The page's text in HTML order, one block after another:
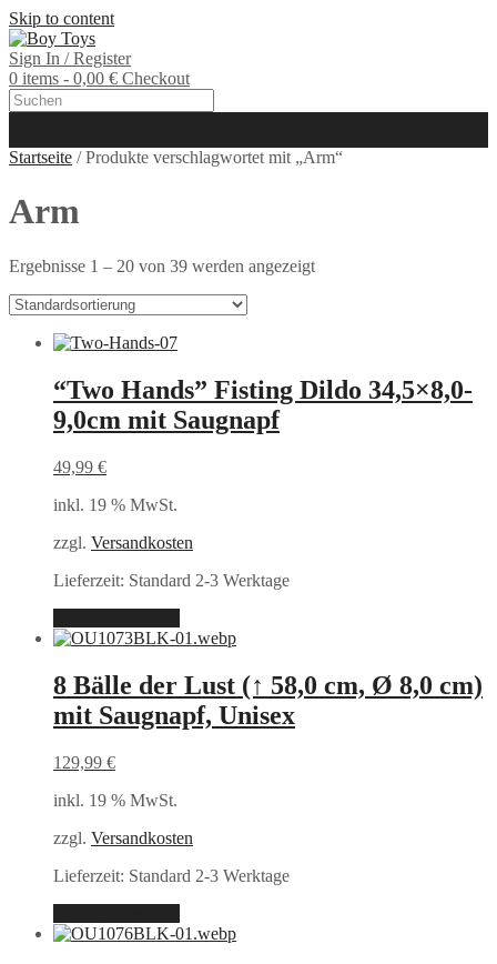
Skip to content
Sign In / Register
0 items - 0,00 € Checkout
Startseite / Produkte verschlagwortet mit „Arm“
Arm
Ergebnisse 1 – 20 von 39 werden angezeigt
“Two Hands” Fisting Dildo 34,5×8,0-
9,0cm mit Saugnapf
49,99 €
inkl. 19 % MwSt.
zzgl. Versandkosten
Lieferzeit: Standard 2-3 Werktage
8 Bälle der Lust (↑ 58,0 cm, Ø 8,0 cm)
mit Saugnapf, Unisex
129,99 €
inkl. 19 % MwSt.
zzgl. Versandkosten
Lieferzeit: Standard 2-3 Werktage